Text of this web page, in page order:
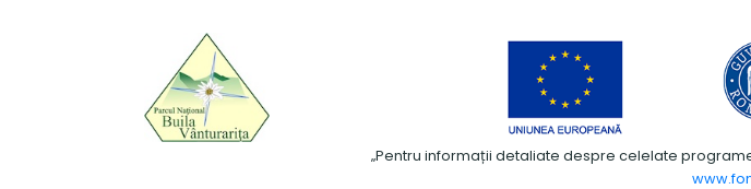
„Pentru informații detaliate despre celelate